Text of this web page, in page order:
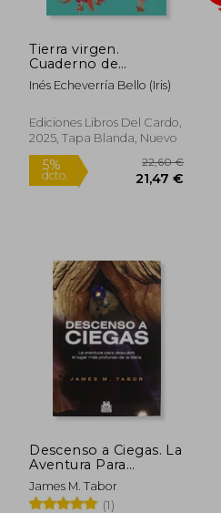
Tierra virgen.
Cuaderno de
naturaleza de Iris
Inés Echeverría Bello (Iris)
Ediciones Libros Del Cardo,
2025, Tapa Blanda, Nuevo
5%
dcto.
22,60 €
21,47 €
Descenso a Ciegas. La
Aventura Para
Dscubrir el Lugar más
Profundo de la Tierra
James M. Tabor
(1)